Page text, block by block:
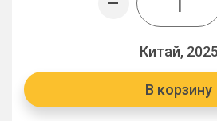
Китай, 2025
В корзину